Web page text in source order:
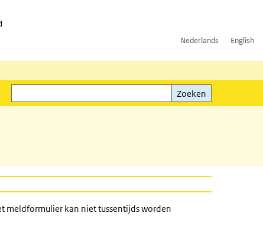
Nederlands English
Zoeken
meldformulier kan niet tussentijds worden